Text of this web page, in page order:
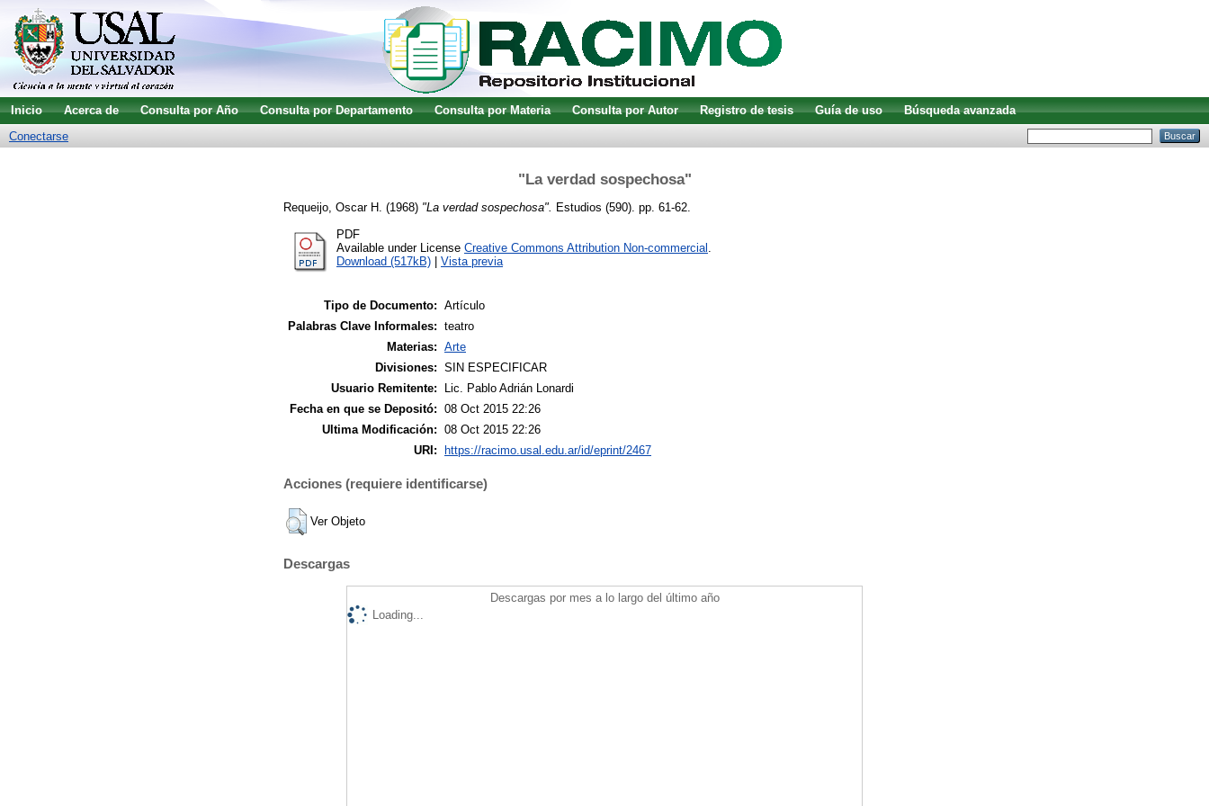
Inicio Acerca de Consulta por Año Consulta por Departamento Consulta por Materia Consulta por Autor Registro de tesis Guía de uso
Búsqueda avanzada
Conectarse
"La verdad sospechosa"
Requeijo, Oscar H. (1968) "La verdad sospechosa". Estudios (590). pp. 61-62.
PDF
Available under License Creative Commons Attribution Non-commercial .
Download (517kB)
Vista previa
Tipo de Documento: Artículo
Palabras Clave Informales: teatro
Materias: Arte
Divisiones: SIN ESPECIFICAR
Usuario Remitente:
Lic. Pablo Adrián Lonardi
Fecha en que se Depositó: 08 Oct 2015 22:26
Ultima Modificación: 08 Oct 2015 22:26
URI:
https://racimo.usal.edu.ar/id/eprint/2467
Acciones (requiere identificarse)
Ver Objeto
Descargas
Descargas por mes a lo largo del último año
Loading...